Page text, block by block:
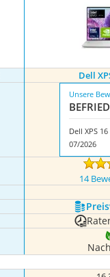
Dell
Unsere
Dell XPS
07/2026
14